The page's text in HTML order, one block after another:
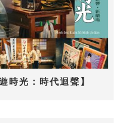
時光：時代迴聲】